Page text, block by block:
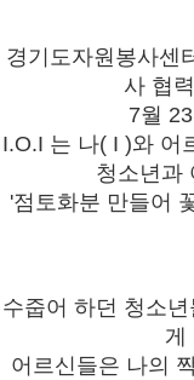
경기도자원봉사센
사 협
7월
I.O.I 는 나( I )와 어
청소년과
'점토화분 만들어
수줍어 하던 청소
게
어르신들은 나의